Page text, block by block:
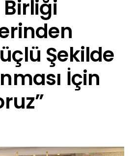
Şekilde
İçin